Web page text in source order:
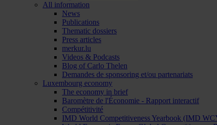
All information
News
Publications
Thematic dossiers
Press articles
merkur.lu
Videos & Podcasts
Blog of Carlo Thelen
Demandes de sponsoring et/ou partenariats
Luxembourg economy
The economy in brief
Baromètre de l'Économie - Rapport interactif
Compétitivité
IMD World Competitiveness Yearbook (IMD